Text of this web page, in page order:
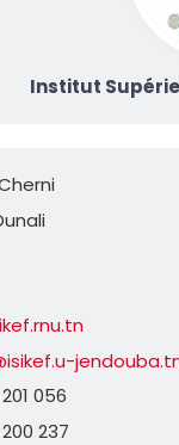
Institut
056
237